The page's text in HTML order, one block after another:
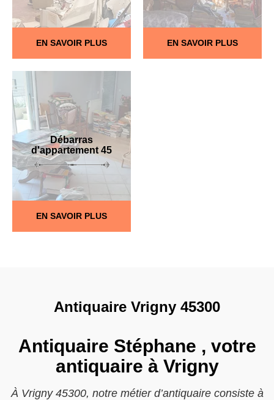
EN SAVOIR PLUS EN SAVOIR PLUS
Débarras
d'appartement 45
EN SAVOIR PLUS
Antiquaire Vrigny 45300
Antiquaire Stéphane , votre
antiquaire à Vrigny
À Vrigny 45300, notre métier d’antiquaire consiste à